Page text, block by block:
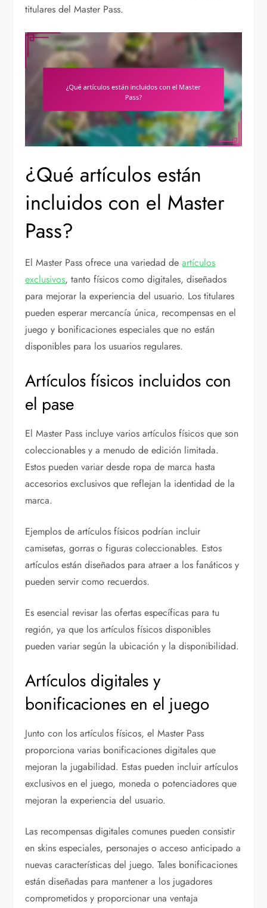
titulares del Master Pass.
¿Qué artículos están
incluidos con el Master
Pass?
El Master Pass ofrece una variedad deartículos
exclusivos, tanto físicos como digitales, diseñados
para mejorar la experiencia del usuario. Los titulares
pueden esperar mercancía única, recompensas en el
juego y bonificaciones especiales que no están
disponibles para los usuarios regulares.
Artículos físicos incluidos con
el pase
El Master Pass incluye varios artículos físicos que son
coleccionables y a menudo de edición limitada.
Estos pueden variar desde ropa de marca hasta
accesorios exclusivos que reflejan la identidad de la
marca.
Ejemplos de artículos físicos podrían incluir
camisetas, gorras o figuras coleccionables. Estos
artículos están diseñados para atraer a los fanáticos y
pueden servir como recuerdos.
Es esencial revisar las ofertas específicas para tu
región, ya que los artículos físicos disponibles
pueden variar según la ubicación y la disponibilidad.
Artículos digitales y
bonificaciones en el juego
Junto con los artículos físicos, el Master Pass
proporciona varias bonificaciones digitales que
mejoran la jugabilidad. Estas pueden incluir artículos
exclusivos en el juego, moneda o potenciadores que
mejoran la experiencia del usuario.
Las recompensas digitales comunes pueden consistir
en skins especiales, personajes o acceso anticipado a
nuevas características del juego. Tales bonificaciones
están diseñadas para mantener a los jugadores
comprometidos y proporcionar una ventaja